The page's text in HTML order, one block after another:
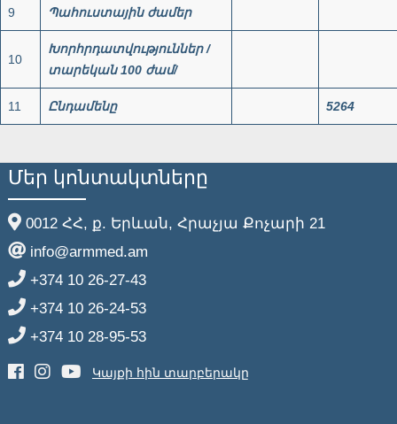
9 Պահուստային ժամեր
10
Խորհրդատվություններ/
տարեկան100 ժամ/
11 Ընդամենը 5264
Մեր կոնտակտները
0012 ՀՀ, ք. Երևան, Հրաչյա Քոչարի 21
info@armmed.am
+374 10 26-27-43
+374 10 26-24-53
+374 10 28-95-53
Կայքի հին տարբերակը